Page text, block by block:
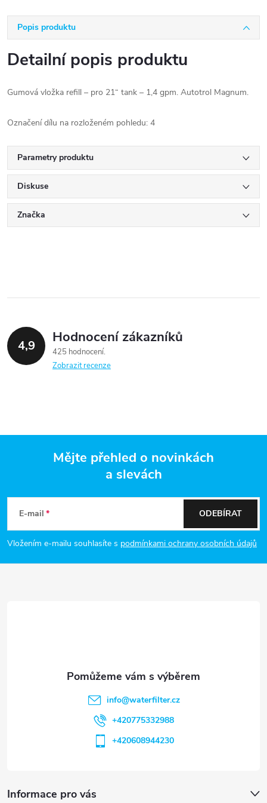
Popis produktu
Detailní popis produktu
Gumová vložka refill – pro 21“ tank – 1,4 gpm. Autotrol Magnum.
Označení dílu na rozloženém pohledu: 4
Parametry produktu
Diskuse
Značka
4,9 Hodnocení zákazníků
425 hodnocení
Zobrazit recenze
p
a
Mějte přehled o novinkách
a slevách
E-mail
Vložením e-mailu souhlasíte s podmínkami ochrany osobních údajů
ODEBÍRAT
Informace pro vás
info@waterfilter.cz
+420775332988
+420608944230